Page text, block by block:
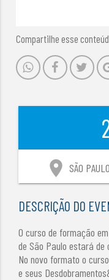
Compartilhe esse
location_on SÃO
DESCRIÇÃO DO
O curso de formação
de São Paulo estará
No novo formato o
e seus